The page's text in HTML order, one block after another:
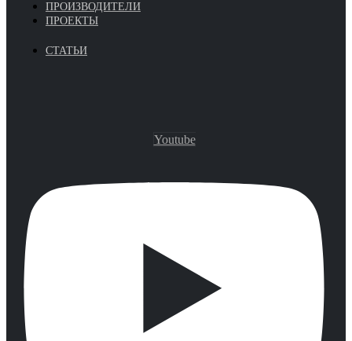
ПРОИЗВОДИТЕЛИ
ПРОЕКТЫ
СТАТЬИ
Youtube